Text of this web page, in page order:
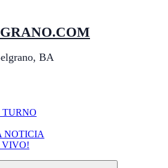
BA
NOTICIA
VIVO!